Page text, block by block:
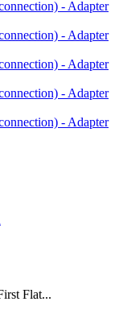
Flat...